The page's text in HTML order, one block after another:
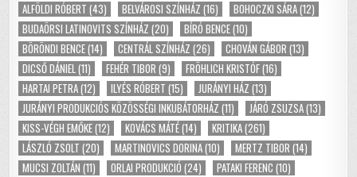
ALFÖLDI RÓBERT (43) BELVÁROSI SZÍNHÁZ (16) BOHOCZKI SÁRA(12)
BUDAÖRSI LATINOVITS SZÍNHÁZ (20) BÍRÓ BENCE(10)
BÖRÖNDI BENCE(14) CENTRÁL SZÍNHÁZ (26) CHOVÁN GÁBOR (13)
DICSŐ DÁNIEL(11) FEHÉR TIBOR (9) FRÖHLICH KRISTÓF(16)
HARTAI PETRA(12) ILYÉS RÓBERT (15) JURÁNYI HÁZ (13)
JURÁNYI PRODUKCIÓS KÖZÖSSÉGI INKUBÁTORHÁZ (11) JÁRÓ ZSUZSA(13)
KISS-VÉGH EMŐKE(12) KOVÁCS MÁTÉ(14) KRITIKA(261)
LÁSZLÓ ZSOLT (20) MARTINOVICS DORINA(10) MERTZ TIBOR (14)
MUCSI ZOLTÁN (11) ORLAI PRODUKCIÓ (24) PATAKI FERENC (10)